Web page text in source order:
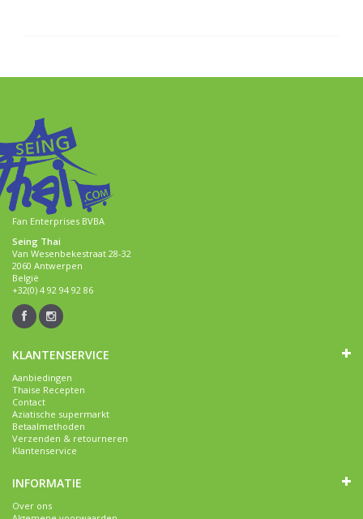
Fan Enterprises BVBA
Seing Thai
Van Wesenbekestraat 28-32
2060 Antwerpen
België
+32(0) 4 92 94 92 86
KLANTENSERVICE
Aanbiedingen
Thaise Recepten
Contact
Aziatische supermarkt
Betaalmethoden
Verzenden & retourneren
Klantenservice
INFORMATIE
Over ons